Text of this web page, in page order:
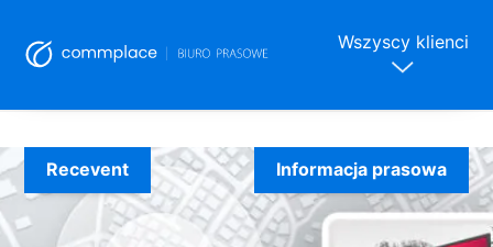
to
content
Wszyscy klienci
Recevent Informacja prasowa